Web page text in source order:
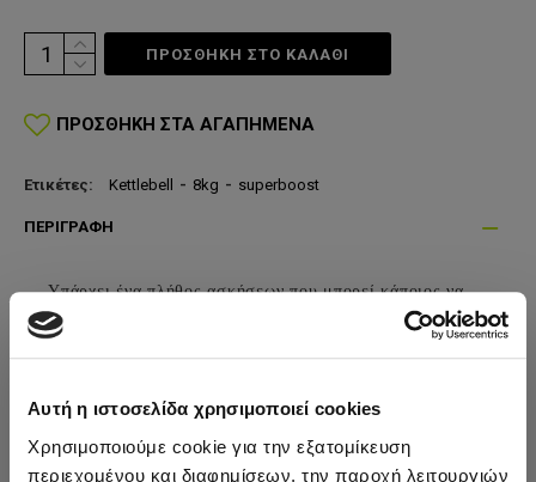
Αυτή η ιστοσελίδα χρησιμοποιεί cookies
Χρησιμοποιούμε cookie για την εξατομίκευση
περιεχομένου και διαφημίσεων, την παροχή λειτουργιών
ΠΡΟΣΘΗΚΗ ΣΤΟ ΚΑΛΆΘΙ
ΠΡΟΣΘΉΚΗ ΣΤΑ ΑΓΑΠΗΜΈΝΑ
Ετικέτες: Kettlebell - 8kg - superboost
ΠΕΡΙΓΡΑΦΉ
Υπάρχει ένα πλήθος ασκήσεων που μπορεί κάποιος να
εκτελέσει με τους Kettlebells,ενώ η ιδιαίτερη μορφή του
μπορεί να κάνει την προπόνηση ακόμα πιο απαιτητική
Από τη φύση τους, αυτοί οι αλτήρες χρειάζονται μεγάλη
μυϊκών ομάδων από τους κοινούς αλτήρες.